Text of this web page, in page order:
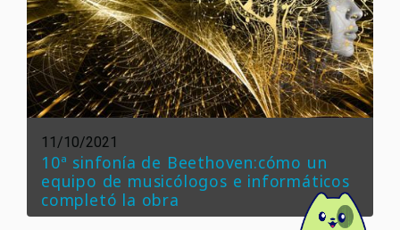
11/10/2021
10ª sinfonía de Beethoven:cómo un
equipo de musicólogos e informáticos
completó la obra